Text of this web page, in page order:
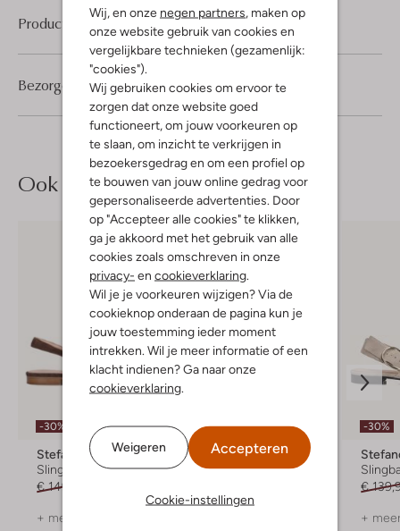
Wij, en onze negen partners , maken op
onze website gebruik van cookies en
vergelijkbare technieken (gezamenlijk:
"cookies").
Wij gebruiken cookies om ervoor te
zorgen dat onze website goed
functioneert, om jouw voorkeuren op
te slaan, om inzicht te verkrijgen in
bezoekersgedrag en om een profiel op
te bouwen van jouw online gedrag voor
gepersonaliseerde advertenties. Door
op "Accepteer alle cookies" te klikken,
ga je akkoord met het gebruik van alle
cookies zoals omschreven in onze
privacy- en cookieverklaring
Wil je je voorkeuren wijzigen? Via de
cookieknop onderaan de pagina kun je
jouw toestemming ieder moment
intrekken. Wil je meer informatie of een
klacht indienen? Ga naar onze
cookieverklaring
Weigeren Accepteren
Cookie-instellingen
Product informatie
Bezorgen & retourneren
Ook iets voor jou?
-30%
Stefano Lauran
Slingbacks
€ 149,99
+ meer kleuren
-30%
Via Vai
Slingbacks
-30%
€
+